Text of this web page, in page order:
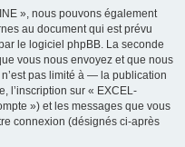
», nous pouvons également
au document qui est prévu
le logiciel phpBB. La seconde
vous nous envoyez et que nous
pas limité à — la publication
l’inscription sur « EXCEL-
») et les messages que vous
connexion (désignés ci-après